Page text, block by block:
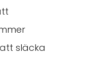
släcka